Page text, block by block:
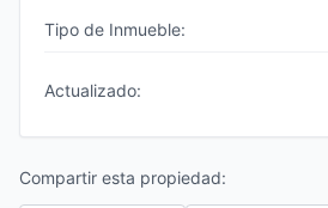
Tipo de Inmueble:
Actualizado:
Compartir esta propiedad: